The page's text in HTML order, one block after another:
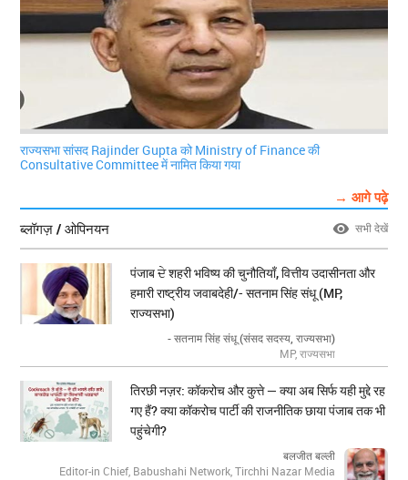
राज्यसभा सांसद Rajinder Gupta को Ministry of Finance की
Consultative Committee में नामित किया गया
→ आगे पढ़े
ब्लॉगज़ / ओपिनयन
सभी देखें
पंजाब ਦੇ शहरी भविष्य की चुनौतियाँ, वित्तीय उदासीनता और
हमारी राष्ट्रीय जवाबदेही/- सतनाम सिंह संधू (MP,
राज्यसभा)
- सतनाम सिंह संधू (संसद सदस्य, राज्यसभा)
MP, राज्यसभा
तिरछी नज़र: कॉकरोच और कुत्ते — क्या अब सिर्फ यही मुद्दे रह
गए हैं? क्या कॉकरोच पार्टी की राजनीतिक छाया पंजाब तक भी
पहुंचेगी?
बलजीत बल्ली
Editor-in Chief, Babushahi Network, Tirchhi Nazar Media